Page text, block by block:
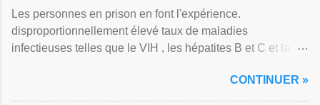
Les personnes en prison en font l'expérience.
disproportionnellement élevé taux de maladies
infectieuses telles que le VIH , les hépatites B et C et la ...
CONTINUER »